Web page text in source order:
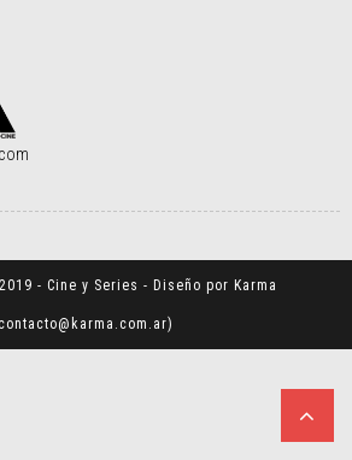
- Cine y Series - Diseño por Karma
)